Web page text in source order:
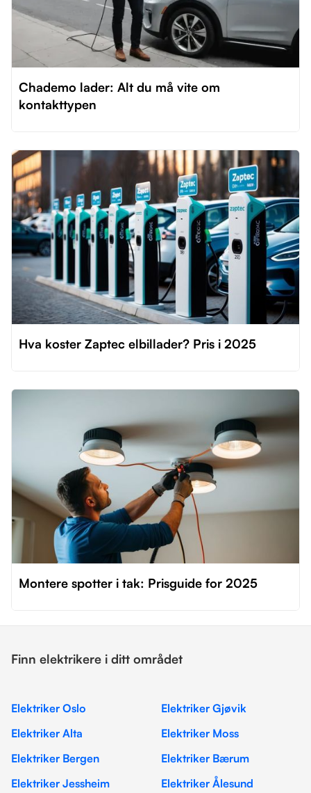
Chademo lader: Alt du må vite om
kontakttypen
Hva koster Zaptec elbillader? Pris i 2025
Montere spotter i tak: Prisguide for 2025
Finn elektrikere i ditt området
Elektriker Oslo
Elektriker Gjøvik
Elektriker Alta
Elektriker Moss
Elektriker Bergen
Elektriker Bærum
Elektriker Jessheim
Elektriker Ålesund